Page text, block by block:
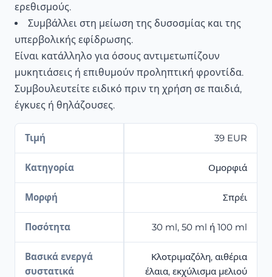
ερεθισμούς.
Συμβάλλει στη μείωση της δυσοσμίας και της
υπερβολικής εφίδρωσης.
Είναι κατάλληλο για όσους αντιμετωπίζουν
μυκητιάσεις ή επιθυμούν προληπτική φροντίδα.
Συμβουλευτείτε ειδικό πριν τη χρήση σε παιδιά,
έγκυες ή θηλάζουσες.
Τιμή 39 EUR
Κατηγορία Ομορφιά
Μορφή Σπρέι
Ποσότητα 30 ml, 50 ml ή 100 ml
Βασικά ενεργά
συστατικά
Κλοτριμαζόλη, αιθέρια
έλαια, εκχύλισμα μελιού